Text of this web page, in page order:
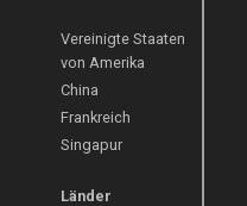
Vereinigte Staaten
von Amerika
China
Frankreich
Singapur
Länder